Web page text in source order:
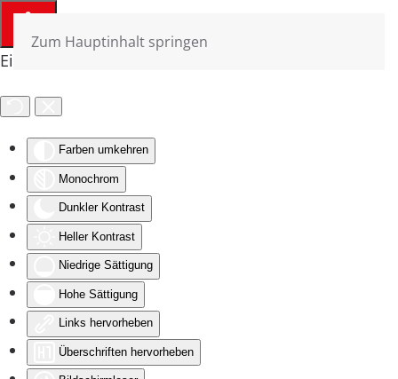
Eingabehilfen öffnen
Farben umkehren
Monochrom
Dunkler Kontrast
Heller Kontrast
Niedrige Sättigung
Hohe Sättigung
Links hervorheben
Überschriften hervorheben
Zum Hauptinhalt springen